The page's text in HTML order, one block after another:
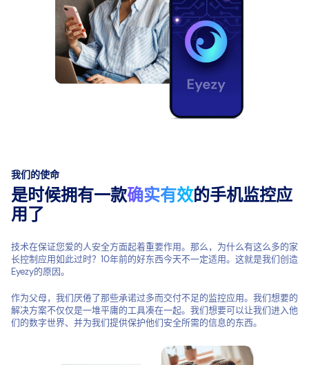
我们的使命
是时候拥有一款确实有效的手机监控应
用了
技术在保证您爱的人安全方面起着重要作用。那么，为什么有这么多的家
长控制应用如此过时？10年前的好东西今天不一定适用。这就是我们创造
Eyezy的原因。
作为父母，我们厌倦了那些承诺过多而交付不足的监控应用。我们想要的
解决方案不仅仅是一堆平庸的工具凑在一起。我们想要可以让我们进入他
们的数字世界、并为我们提供保护他们安全所需的信息的东西。